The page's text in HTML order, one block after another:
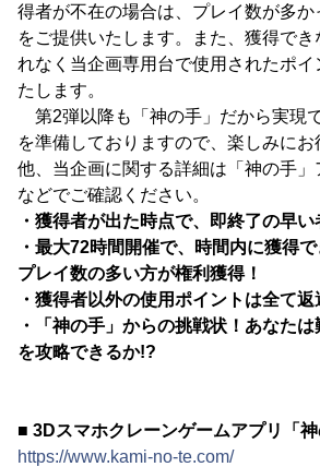
得者が不在の場合は、プレイ数が多
をご提供いたします。また、獲得で
れなく当企画専用台で使用されたポ
たします。
第2弾以降も「神の手」だから実現
を準備しておりますので、楽しみに
他、当企画に関する詳細は「神の手」
などでご確認ください。
・獲得者が出た時点で、即終了の早い
・最大72時間開催で、時間内に獲得
プレイ数の多い方が権利獲得！
・獲得者以外の使用ポイントは全て返
・「神の手」からの挑戦状！あなた
を攻略できるか!?
■ 3Dスマホクレーンゲームアプリ「神
https://www.kami-no-te.com/